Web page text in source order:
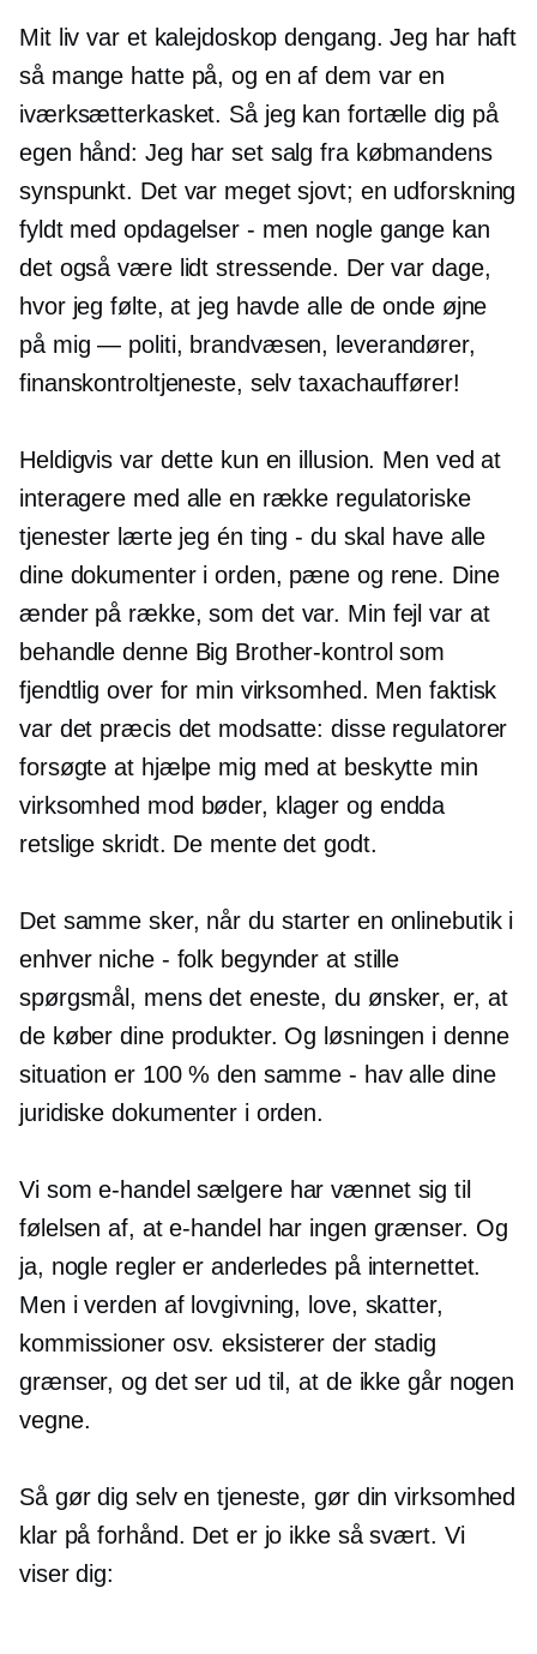
Mit liv var et kalejdoskop dengang. Jeg har haft
så mange hatte på, og en af ​​dem var en
iværksætterkasket. Så jeg kan fortælle dig på
egen hånd: Jeg har set salg fra købmandens
synspunkt. Det var meget sjovt; en udforskning
fyldt med opdagelser - men nogle gange kan
det også være lidt stressende. Der var dage,
hvor jeg følte, at jeg havde alle de onde øjne
på mig— politi, brandvæsen, leverandører,
finanskontroltjeneste, selv taxachauffører!
Heldigvis var dette kun en illusion. Men ved at
interagere med alle en række regulatoriske
tjenester lærte jeg én ting - du skal have alle
dine dokumenter i orden, pæne og rene. Dine
ænder på række, som det var. Min fejl var at
behandle denne Big Brother-kontrol som
fjendtlig over for min virksomhed. Men faktisk
var det præcis det modsatte: disse regulatorer
forsøgte at hjælpe mig med at beskytte min
virksomhed mod bøder, klager og endda
retslige skridt. De mente det godt.
Det samme sker, når du starter en onlinebutik i
enhver niche - folk begynder at stille
spørgsmål, mens det eneste, du ønsker, er, at
de køber dine produkter. Og løsningen i denne
situation er 100 % den samme - hav alle dine
juridiske dokumenter i orden.
Vi some-handel sælgere har vænnet sig til
følelsen af, ate-handel har ingen grænser. Og
ja, nogle regler er anderledes på internettet.
Men i verden af ​​lovgivning, love, skatter,
kommissioner osv. eksisterer der stadig
grænser, og det ser ud til, at de ikke går nogen
vegne.
Så gør dig selv en tjeneste, gør din virksomhed
klar på forhånd. Det er jo ikke så svært. Vi
viser dig: